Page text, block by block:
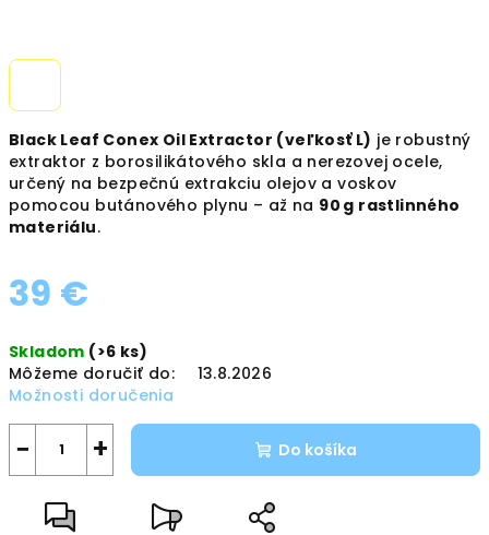
Black Leaf Conex Oil Extractor (veľkosť L) je robustný
extraktor z borosilikátového skla a nerezovej ocele,
určený na bezpečnú extrakciu olejov a voskov
pomocou butánového plynu – až na 90 g rastlinného
materiálu.
39 €
cena:
Skladom (>6 ks)
Môžeme doručiť do:
13.8.2026
Možnosti doručenia
+
− Do košíka